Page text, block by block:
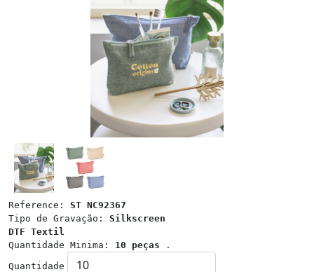
Reference: ST NC92367
Tipo de Gravação: Silkscreen
DTF Textil
Quantidade Minima: 10 peças .
Quantidade